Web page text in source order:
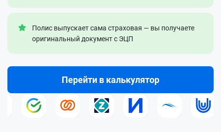
Полис выпускает сама страховая — вы получаете
оригинальный документ с ЭЦП
Перейти в калькулятор